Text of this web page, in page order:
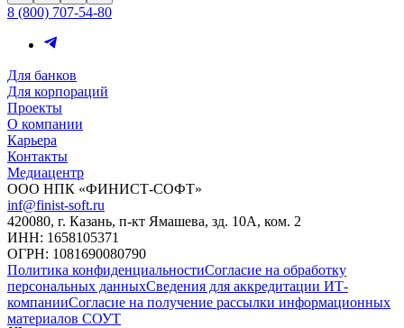
8 (800) 707-54-80
Для банков
Для корпораций
Проекты
О компании
Карьера
Контакты
Медиацентр
ООО НПК «ФИНИСТ-СОФТ»
inf@finist-soft.ru
420080, г. Казань, п-кт Ямашева, зд. 10А, ком. 2
ИНН: 1658105371
ОГРН: 1081690080790
Политика конфиденциальностиСогласие на обработку
персональных данныхСведения для аккредитации ИТ-
компанииСогласие на получение рассылки информационных
материалов СОУТ